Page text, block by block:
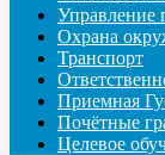
Управление
Охрана
Транспорт
Приемная
Почётные
Целевое